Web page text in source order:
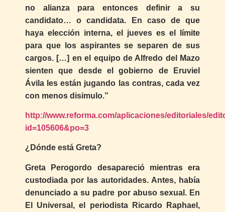
no alianza para entonces definir a su
candidato… o candidata. En caso de que
haya elección interna, el jueves es el límite
para que los aspirantes se separen de sus
cargos. […] en el equipo de Alfredo del Mazo
sienten que desde el gobierno de Eruviel
Ávila les están jugando las contras, cada vez
con menos disimulo.”
http://www.reforma.com/aplicaciones/editoriales/
id=105606&po=3
¿Dónde está Greta?
Greta Perogordo desapareció mientras era
custodiada por las autoridades. Antes, había
denunciado a su padre por abuso sexual. En
El Universal, el periodista Ricardo Raphael,